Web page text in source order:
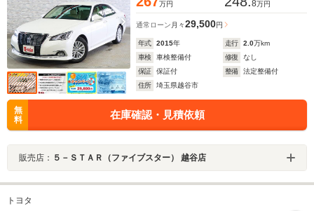
万円 8万円
通常ローン 月々29,500円
年式 2015年 走行 2.0万km
車検
車検整備付 修復
なし
保証
保証付 整備
法定整備付
住所
埼玉県越谷市
無
料
在庫確認・見積依頼
販売店： ５－ＳＴＡＲ（ファイブスター） 越谷店
トヨタ